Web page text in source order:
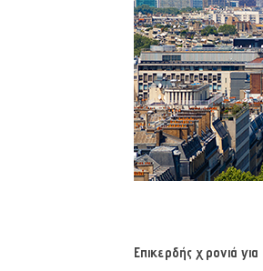
Επικερδής χρονιά